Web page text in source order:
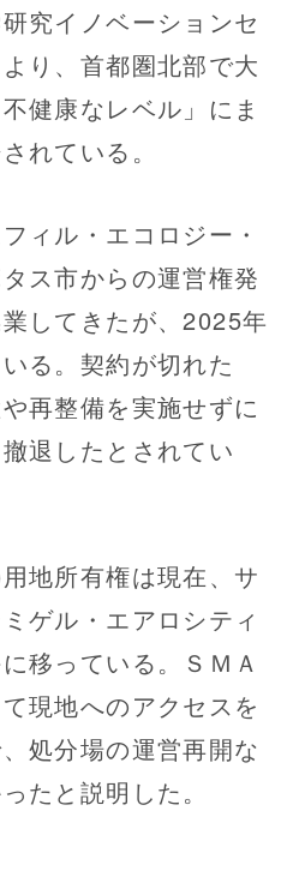
究イノベーションセ
り、首都圏北部で大
健康なレベル」にま
れている。
ィル・エコロジー・
ス市からの運営権発
してきたが、2025年
る。契約が切れた
再整備を実施せずに
退したとされてい
地所有権は現在、サ
ゲル・エアロシティ
移っている。ＳＭＡ
現地へのアクセスを
処分場の運営再開な
たと説明した。